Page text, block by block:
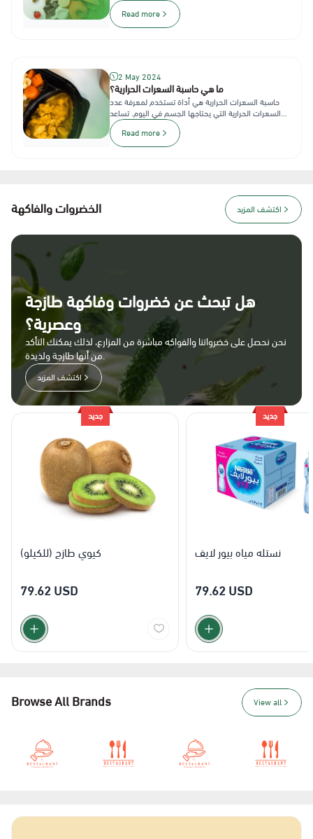
Read more
2 May 2024
ما هي حاسبة السعرات الحرارية؟
حاسبة السعرات الحرارية هي أداة تستخدم لمعرفة عدد
السعرات الحرارية التي يحتاجها الجسم في اليوم. تساعد
هذه الحاسبة على اتب...
Read more
الخضروات والفاكهة اكتشف المزيد
هل تبحث عن خضروات وفاكهة طازجة
وعصرية؟
نحن نحصل على خضرواتنا والفواكه مباشرة من المزارع، لذلك يمكنك التأكد
من أنها طازجة ولذيذة.
اكتشف المزيد
جديد
كيوي طازج (للكيلو)
79.62 USD
جديد
نستله مياه بيور لايف
79.62 USD
Browse All Brands View all